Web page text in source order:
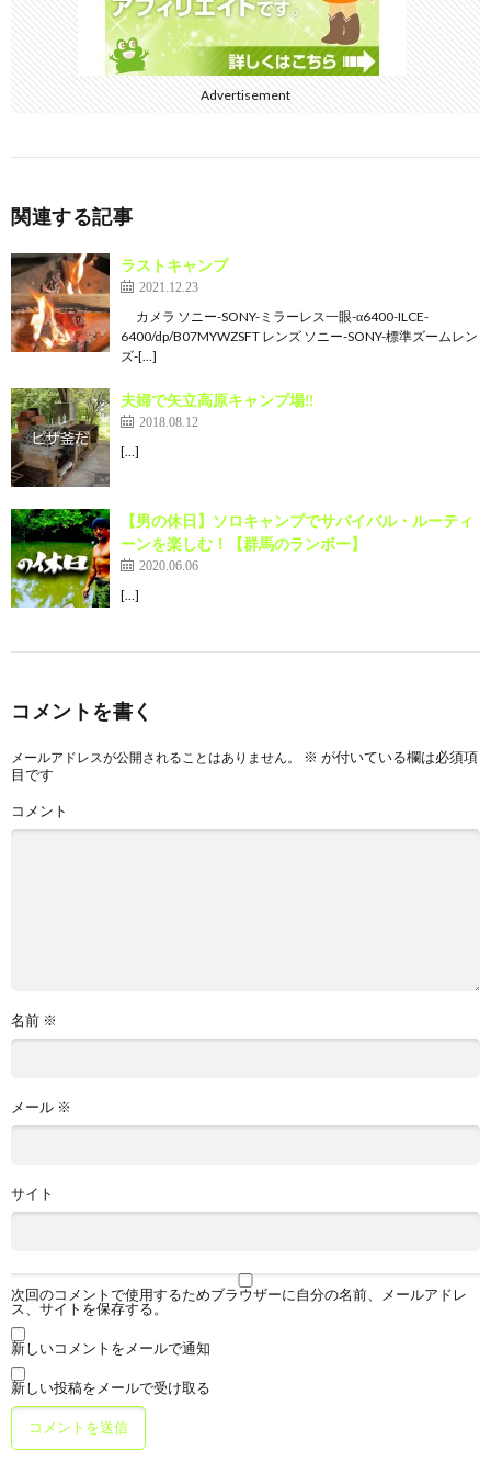
Advertisement
関連する記事
ラストキャンプ
2021.12.23
カメラ ソニー-SONY-ミラーレス一眼-α6400-ILCE-
6400/dp/B07MYWZSFT レンズ ソニー-SONY-標準ズームレン
ズ-[…]
夫婦で矢立高原キャンプ場‼
2018.08.12
[…]
【男の休日】ソロキャンプでサバイバル・ルーティ
ーンを楽しむ！【群馬のランボー】
2020.06.06
[…]
コメントを書く
メールアドレスが公開されることはありません。 ※ が付いている欄は必須項
目です
コメント
名前 ※
メール ※
サイト
次回のコメントで使用するためブラウザーに自分の名前、メールアドレ
ス、サイトを保存する。
新しいコメントをメールで通知
新しい投稿をメールで受け取る